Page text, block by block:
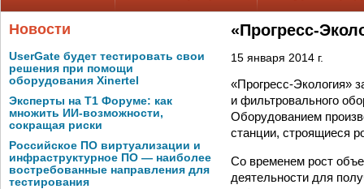
Новости
UserGate будет тестировать свои
решения при помощи
оборудования Xinertel
Эксперты на Т1 Форуме: как
множить ИИ-возможности,
сокращая риски
Российское ПО виртуализации и
инфраструктурное ПО — наиболее
востребованные направления для
тестирования
«Прогресс-
15 января 2014 г.
«Прогресс-Экология»
и фильтровального
Оборудованием
станции, строящиеся
Со временем рост
деятельности для